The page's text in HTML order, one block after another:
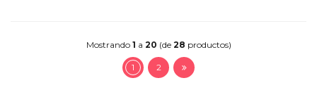
Mostrando 1 a 20 (de 28 productos)
1 2